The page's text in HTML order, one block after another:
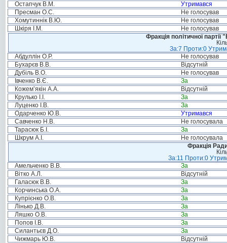
Остапчук В.М.
Утримався
Пресман О.С.
Не голосував
Хомутиннік В.Ю.
Не голосував
Шкіря І.М.
Не голосував
Фракція політичної
За:7 Проти:0
Абдуллін О.Р.
Не голосував
Бухарєв В.В.
Відсутній
Дубіль В.О.
Не голосував
Івченко В.Є.
За
Кожем’якін А.А.
Відсутній
Крулько І.І.
За
Луценко І.В.
За
Одарченко Ю.В.
Утримався
Савченко Н.В.
Не голосувала
Тарасюк Б.І.
За
Шкрум А.І.
Не голосувала
Фракція
За:11 Проти:0
Амельченко В.В.
За
Вітко А.Л.
Відсутній
Галасюк В.В.
За
Корчинська О.А.
За
Купрієнко О.В.
За
Лінько Д.В.
За
Ляшко О.В.
За
Попов І.В.
За
Силантьєв Д.О.
За
Чижмарь Ю.В.
Відсутній